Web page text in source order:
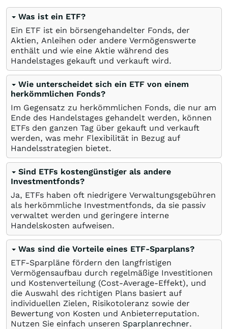
Was ist ein ETF?
Ein ETF ist ein börsengehandelter Fonds, der
Aktien, Anleihen oder andere Vermögenswerte
enthält und wie eine Aktie während des
Handelstages gekauft und verkauft wird.
Wie unterscheidet sich ein ETF von einem
herkömmlichen Fonds?
Im Gegensatz zu herkömmlichen Fonds, die nur am
Ende des Handelstages gehandelt werden, können
ETFs den ganzen Tag über gekauft und verkauft
werden, was mehr Flexibilität in Bezug auf
Handelsstrategien bietet.
Sind ETFs kostengünstiger als andere
Investmentfonds?
Ja, ETFs haben oft niedrigere Verwaltungsgebühren
als herkömmliche Investmentfonds, da sie passiv
verwaltet werden und geringere interne
Handelskosten aufweisen.
Was sind die Vorteile eines ETF-Sparplans?
ETF-Sparpläne fördern den langfristigen
Vermögensaufbau durch regelmäßige Investitionen
und Kostenverteilung (Cost-Average-Effekt), und
die Auswahl des richtigen Plans basiert auf
individuellen Zielen, Risikotoleranz sowie der
Bewertung von Kosten und Anbieterreputation.
Nutzen Sie einfach unseren Sparplanrechner.